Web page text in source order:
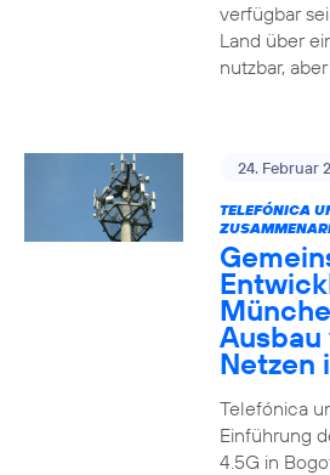
verfügbar
Land über
nutzbar,
24. Februar
TELEFÓNICA
Ausbau
Netzen
Telefónica
Einführung
4.5G in